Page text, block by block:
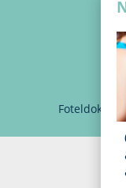
Foteldoki